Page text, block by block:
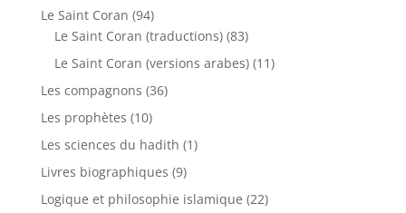
Le Saint Coran (94)
Le Saint Coran (traductions) (83)
Le Saint Coran (versions arabes) (11)
Les compagnons (36)
Les prophètes (10)
Les sciences du hadith (1)
Livres biographiques (9)
Logique et philosophie islamique (22)